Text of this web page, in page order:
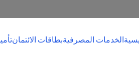
الخدمات المصرفيةبطاقات الائتمان